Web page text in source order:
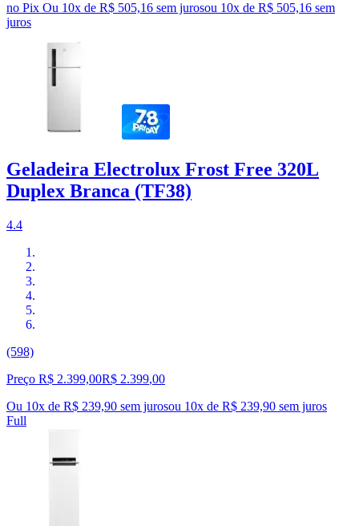
no Pix Ou 10x de R$ 505,16 sem jurosou 10x de R$ 505,16 sem
juros
Geladeira Electrolux Frost Free 320L
Duplex Branca (TF38)
4.4
(598)
Preço R$ 2.399,00R$ 2.399,00
Ou 10x de R$ 239,90 sem jurosou 10x de R$ 239,90 sem juros
Full